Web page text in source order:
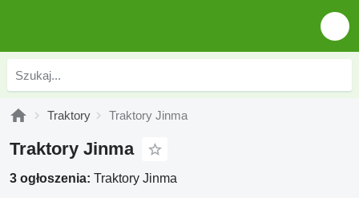
Traktory Traktory Jinma
Traktory Jinma
3 ogłoszenia: Traktory Jinma